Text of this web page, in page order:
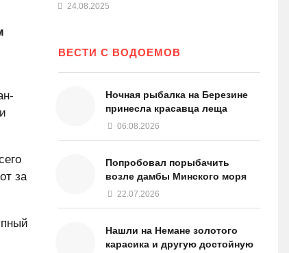
за
24.08.2025
ВЕСТИ С ВОДОЕМОВ
Ночная рыбалка на Березине
принесла красавца леща
06.08.2026
Попробовал порыбачить
возле дамбы Минского моря
22.07.2026
Нашли на Немане золотого
карасика и другую достойную